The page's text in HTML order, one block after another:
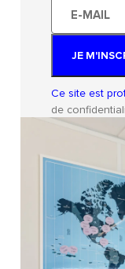
E-
mail
JE
Ce site est
de
Google